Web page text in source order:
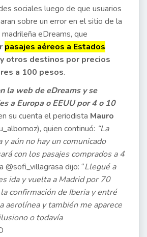
sociales luego de que usuarios
sobre un error en el sitio de la
eDreams, que
pasajes aéreos a Estados
y otros destinos por precios
a 100 pesos.
la web de eDreams yse
a Europa o EEUU por 4 o 10
su cuenta el periodista Mauro
quien continuó: “La
y aún no hay un comunicado
con los pasajes comprados a 4
@sofi_villagrasa dijo: “Llegué a
ida y vuelta a Madrid por 70
confirmación de Iberia y entré
aerolínea y también me aparece
o todavía